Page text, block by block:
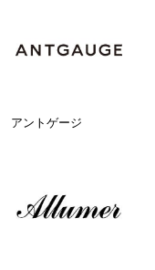
アントゲージ